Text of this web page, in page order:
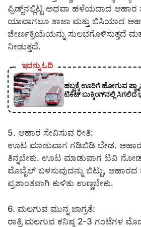
ಫ್ರಿಡ್ಜ್‌ನಲ್ಲಿಟ್ಟ ಅಥವಾ ಹಳೆಯದಾದ ಆಹಾರ
ಯಾವಾಗಲೂ ತಾಜಾ ಮತ್ತು ಬಿಸಿಯಾದ
ಜೀರ್ಣಕ್ರಿಯೆಯನ್ನು ಸುಲಭಗೊಳಿಸುತ್ತದೆ
ನೀಡುತ್ತದೆ.
ಇದನ್ನು ಓದಿ
ಹಬ್ಬಕ್ಕೆ ಊರಿಗೆ ಹೋಗುವ
ಟಿಕೆಟ್ ಬುಕ್ಕಿಂಗ್‌ನಲ್ಲಿ
5. ಆಹಾರ ಸೇವಿಸುವ ರೀತಿ:
ಊಟ ಮಾಡುವಾಗ ಗಡಿಬಿಡಿ ಬೇಡ.
ತಿನ್ನಬೇಕು. ಊಟ ಮಾಡುವಾಗ ಟಿವಿ
ಮೊಬೈಲ್ ಬಳಸುವುದನ್ನು ಬಿಟ್ಟು,
ಪ್ರಶಾಂತವಾಗಿ ಕುಳಿತು ಉಣ್ಣಬೇಕು.
6. ಮಲಗುವ ಮುನ್ನ ಜಾಗ್ರತೆ:
ರಾತ್ರಿ ಮಲಗುವ ಕನಿಷ್ಠ 2-3 ಗಂಟೆಗಳ